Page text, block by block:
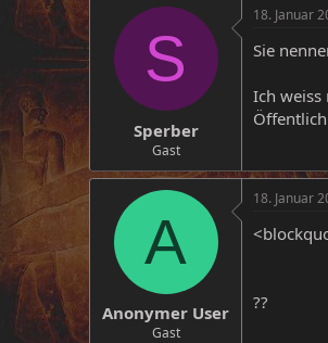
S
Sperber
Gast
18. Januar
Sie
Ich weiss
A
Anonymer User
Gast
18. Januar
??